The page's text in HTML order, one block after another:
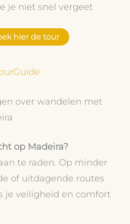
je niet snel vergeet
hier de tour
over wandelen met
op Madeira?
te raden. Op minder
of uitdagende routes
je veiligheid en comfort